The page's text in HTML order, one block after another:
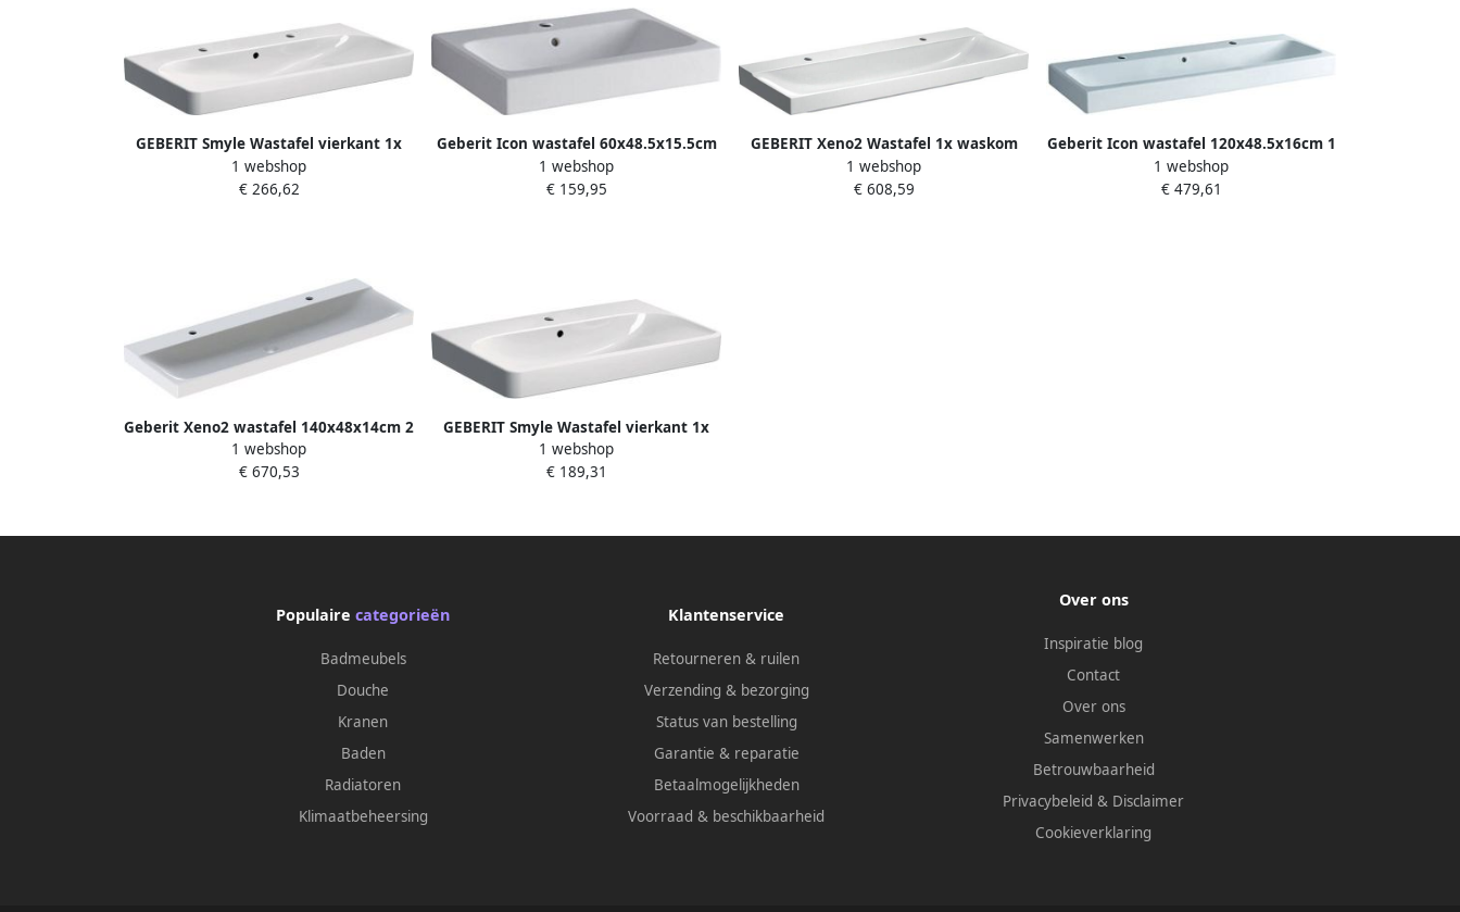
GEBERIT Smyle Wastafel vierkant 1x
waskom kraangat links rechts
overloop keramiek 900 x 480 x 165mm
1 webshop
€ 266,62
Geberit Icon wastafel 60x48.5x15.5cm
1 wasbak 1 kraangat Midden met
overloopgat Keramiek Wit glans
1 webshop
€ 159,95
GEBERIT Xeno2 Wastafel 1x waskom
kraangat links rechts keramiek 1200 x
480 x 140mm (BxDxH) wit 500.550.01.1
1 webshop
€ 608,59
Geberit Icon wastafel 120x48.5x16cm 1
wasbak 2 kraangaten Links en rechts
met overloopgat Keramiek Wit glans
1 webshop
€ 479,61
Geberit Xeno2 wastafel 140x48x14cm 2
kraangaten zonder overloop keramiek
KeraTect wit 500926001
1 webshop
€ 670,53
GEBERIT Smyle Wastafel vierkant 1x
waskom kraangat midden overloop
keramiek 750 x 480 x 165mm (BxDxH)
1 webshop
€ 189,31
Populaire categorieën
Badmeubels
Douche
Kranen
Baden
Radiatoren
Klimaatbeheersing
Klantenservice
Retourneren & ruilen
Verzending & bezorging
Status van bestelling
Garantie & reparatie
Betaalmogelijkheden
Voorraad & beschikbaarheid
Over ons
Inspiratie blog
Contact
Over ons
Samenwerken
Betrouwbaarheid
Privacybeleid & Disclaimer
Cookieverklaring